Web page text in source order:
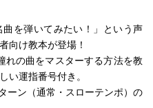
曲を弾いてみたい！」という声
向け教本が登場！
れの曲をマスターする方法を教
い運指番号付き。
ーン（通常・スローテンポ）の